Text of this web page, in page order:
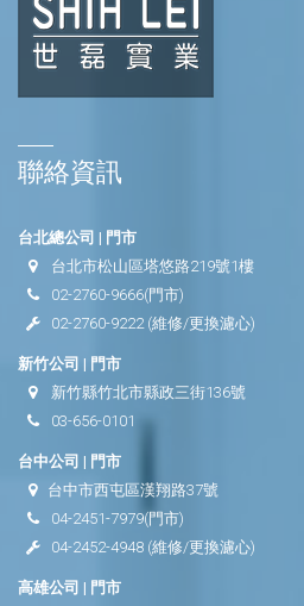
聯絡資訊
台北總公司 | 門市
台北市松山區塔悠路219號1樓
02-2760-9666(門市)
02-2760-9222(維修/更換濾心)
新竹公司 | 門市
新竹縣竹北市縣政三街136號
03-656-0101
台中公司 | 門市
台中市西屯區漢翔路37號
04-2451-7979(門市)
04-2452-4948 (維修/更換濾心)
高雄公司 | 門市